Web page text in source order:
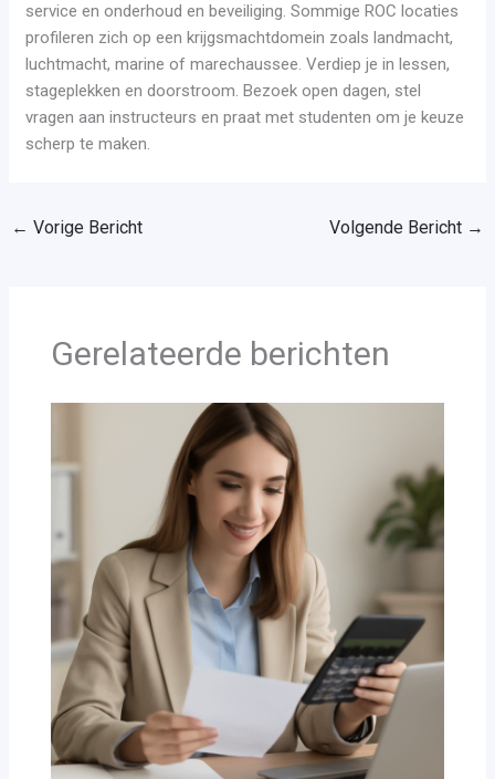
service en onderhoud en beveiliging. Sommige ROC locaties
profileren zich op een krijgsmachtdomein zoals landmacht,
luchtmacht, marine of marechaussee. Verdiep je in lessen,
stageplekken en doorstroom. Bezoek open dagen, stel
vragen aan instructeurs en praat met studenten om je keuze
scherp te maken.
← Vorige Bericht Volgende Bericht →
Gerelateerde berichten